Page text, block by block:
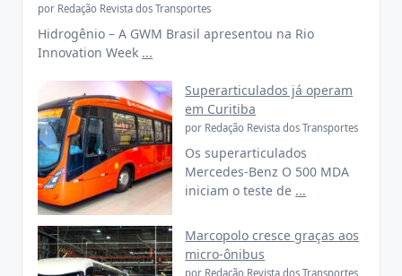
por Redação Revista dos Transportes
Hidrogênio – A GWM Brasil apresentou na Rio
Innovation Week ...
Superarticulados já operam
em Curitiba
por Redação Revista dos Transportes
Os superarticulados
Mercedes-Benz O 500 MDA
iniciam o teste de ...
Marcopolo cresce graças aos
micro-ônibus
por Redação Revista dos Transportes